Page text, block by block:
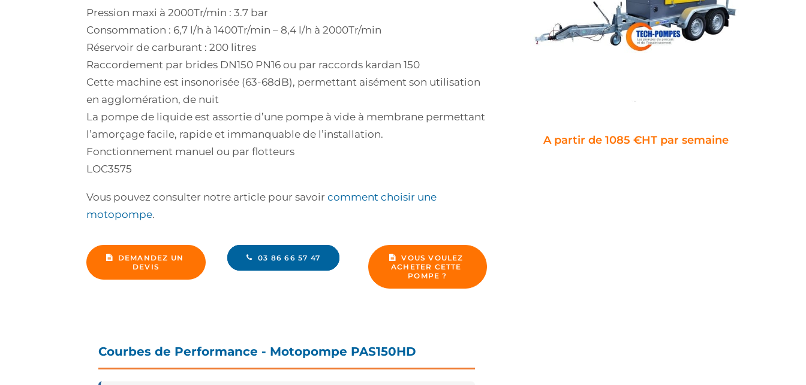
Pression maxi à 2000Tr/min : 3.7 bar
Consommation : 6,7 l/h à 1400Tr/min – 8,4 l/h à 2000Tr/min
Réservoir de carburant : 200 litres
Raccordement par brides DN150 PN16 ou par raccords kardan 150
Cette machine est insonorisée (63-68dB), permettant aisément son utilisation
en agglomération, de nuit
La pompe de liquide est assortie d’une pompe à vide à membrane permettant
l’amorçage facile, rapide et immanquable de l’installation.
Fonctionnement manuel ou par flotteurs
LOC3575
Vous pouvez consulter notre article pour savoir comment choisir une
motopompe.
DEMANDEZ UN
DEVIS
03 86 66 57 47
VOUS VOULEZ
ACHETER CETTE
POMPE ?
Courbes de Performance - Motopompe PAS150HD
A partir de 1085 €HT par semaine